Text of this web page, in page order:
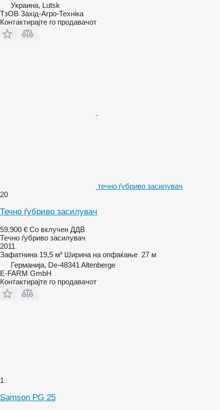
Украина, Lutsk
ТзОВ Захід-Агро-Техніка
Контактирајте го продавачот
течно ѓубриво засилувач
20
Течно ѓубриво засилувач
59.900 € Со вклучен ДДВ
Течно ѓубриво засилувач
2011
Зафатнина 19,5 м³ Ширина на опфаќање 27 м
Германија, De-48341 Altenberge
E-FARM GmbH
Контактирајте го продавачот
1
Samson PG 25